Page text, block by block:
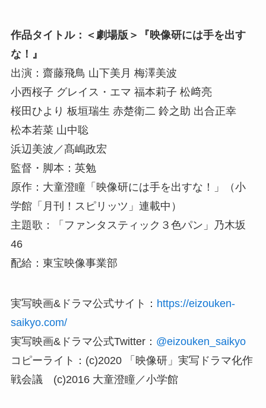
作品タイトル：＜劇場版＞『映像研には手を出す
な！』
出演：齋藤飛鳥 山下美月 梅澤美波
小西桜子 グレイス・エマ 福本莉子 松﨑亮
桜田ひより 板垣瑞生 赤楚衛二 鈴之助 出合正幸
松本若菜 山中聡
浜辺美波／髙嶋政宏
監督・脚本：英勉
原作：大童澄瞳「映像研には手を出すな！」（小
学館「月刊！スピリッツ」連載中）
主題歌：「ファンタスティック３色パン」乃木坂
46
配給：東宝映像事業部
実写映画&ドラマ公式サイト： https://eizouken-
saikyo.com/
実写映画&ドラマ公式Twitter： @eizouken_saikyo
コピーライト：(c)2020 「映像研」実写ドラマ化作
戦会議 (c)2016 大童澄瞳／小学館